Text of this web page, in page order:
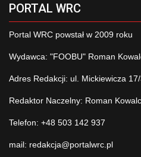
PORTAL WRC
Portal WRC powstał w 2009 roku
Wydawca: "FOOBU" Roman
Adres Redakcji: ul. Mickiewicza
Redaktor Naczelny: Roman
Telefon: +48 503 142 937
mail: redakcja@portalwrc.pl